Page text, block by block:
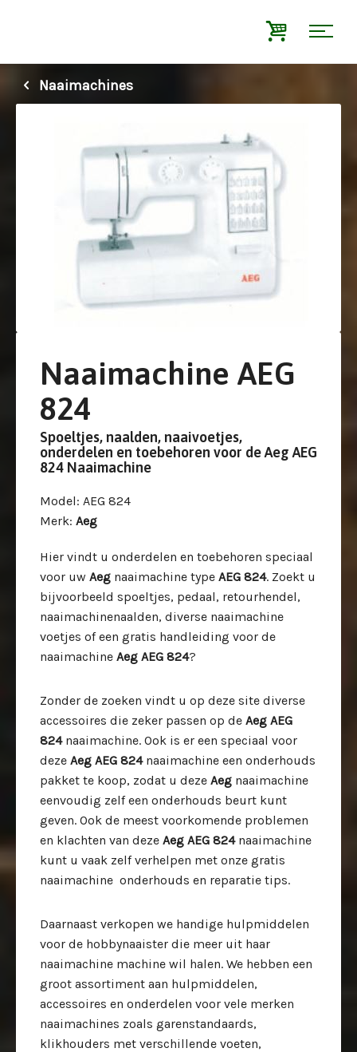
Naaimachines
Naaimachine AEG
824
Spoeltjes, naalden, naaivoetjes,
onderdelen en toebehoren voor de Aeg AEG
824 Naaimachine
Model: AEG 824
Merk: Aeg
Hier vindt u onderdelen en toebehoren speciaal
voor uw Aeg naaimachine type AEG 824. Zoekt u
bijvoorbeeld spoeltjes, pedaal, retourhendel,
naaimachinenaalden, diverse naaimachine
voetjes of een gratis handleiding voor de
naaimachine Aeg AEG 824?
Zonder de zoeken vindt u op deze site diverse
accessoires die zeker passen op de Aeg AEG
824naaimachine. Ook is er een speciaal voor
deze Aeg AEG 824naaimachine een onderhouds
pakket te koop, zodat u deze Aeg naaimachine
eenvoudig zelf een onderhouds beurt kunt
geven. Ook de meest voorkomende problemen
en klachten van deze Aeg AEG 824naaimachine
kunt u vaak zelf verhelpen met onze gratis
naaimachine onderhouds en reparatie tips.
Daarnaast verkopen we handige hulpmiddelen
voor de hobbynaaister die meer uit haar
naaimachine machine wil halen. We hebben een
groot assortiment aan hulpmiddelen,
accessoires en onderdelen voor vele merken
naaimachines zoals garenstandaards,
klikhouders met verschillende voeten,